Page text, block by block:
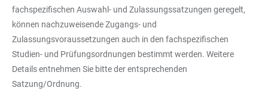
fachspezifischen Auswahl- und Zulassungssatzungen geregelt,
können nachzuweisende Zugangs- und
Zulassungsvoraussetzungen auch in den fachspezifischen
Studien- und Prüfungsordnungen bestimmt werden. Weitere
Details entnehmen Sie bitte der entsprechenden
Satzung/Ordnung.